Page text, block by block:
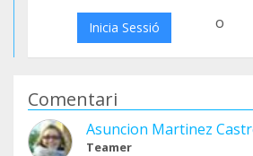
Inicia Sessió o
Comentari
Asuncion Martinez
Teamer